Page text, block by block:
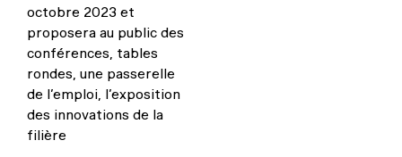
octobre 2023 et
proposera au public des
conférences, tables
rondes, une passerelle
de l’emploi, l’exposition
des innovations de la
filière